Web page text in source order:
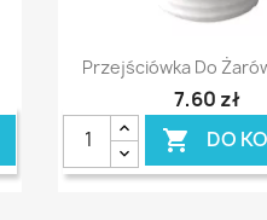
Szybki
Przejściówka Do
7,60 zł
 DO